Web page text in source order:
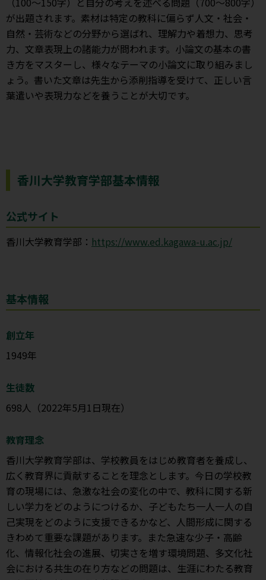
が出題されます。素材は特定の教科に偏らず人文・社会・
自然・芸術などの分野から選ばれ、理解力や着想力、思考
力、文章表現上の諸能力が問われます。小論文の基本の書
き方をマスターし、様々なテーマの小論文に取り組みまし
ょう。書いた文章は先生から添削指導を受けて、正しい言
葉遣いや表現力などを養うことが大切です。
香川大学教育学部基本情報
公式サイト
香川大学教育学部： https://www.ed.kagawa-u.ac.jp/
基本情報
創立年
1949年
生徒数
698人（2022年5月1日現在）
教育理念
香川大学教育学部は、学校教員をはじめ教育者を養成し、
広く教育界に貢献することを理念とします。今日の学校教
育の現場には、急激な社会の変化の中で、教科に関する新
しい学力をどのようにつけるか、子どもたち一人一人の自
己実現をどのように支援できるかなど、人間形成に関する
きわめて重要な課題があります。また急速な少子・高齢
化、情報化社会の進展、切実さを増す環境問題、多文化社
会における共生の在り方などの問題は、生涯にわたる教育